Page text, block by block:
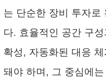
는 단순한 장비 투자로
다. 효율적인 공간 구
확성, 자동화된 대응
돼야 하며, 그 중심에